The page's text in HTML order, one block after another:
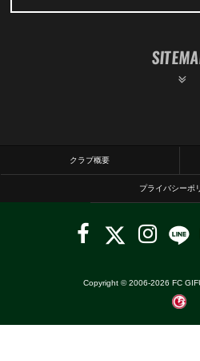
クラブ概要
プライバシーポ
Copyright © 2006-2026 FC